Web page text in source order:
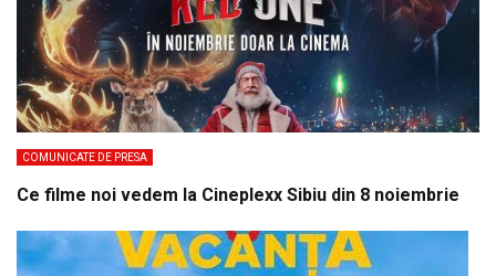
COMUNICATE DE PRESA
Ce filme noi vedem la Cineplexx Sibiu din 8 noiembrie